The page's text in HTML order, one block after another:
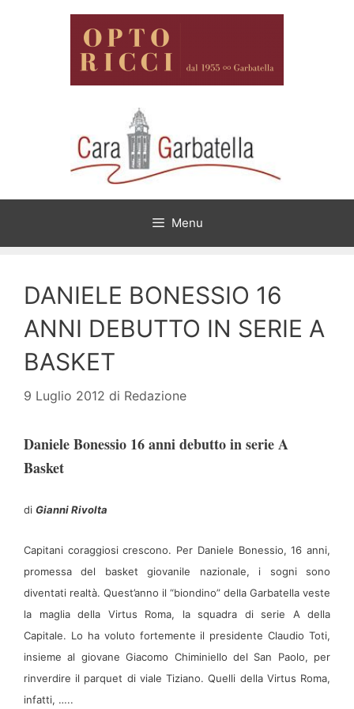
Menu
DANIELE BONESSIO 16
ANNI DEBUTTO IN SERIE A
BASKET
9 Luglio 2012 di Redazione
Daniele Bonessio 16 anni debutto in serie A
Basket
di Gianni Rivolta
Capitani coraggiosi crescono. Per Daniele Bonessio, 16 anni,
promessa del basket giovanile nazionale, i sogni sono
diventati realtà. Quest’anno il “biondino” della Garbatella veste
la maglia della Virtus Roma, la squadra di serie A della
Capitale. Lo ha voluto fortemente il presidente Claudio Toti,
insieme al giovane Giacomo Chiminiello del San Paolo, per
rinverdire il parquet di viale Tiziano. Quelli della Virtus Roma,
infatti, …..